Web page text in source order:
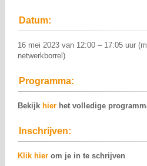
Datum:
16 mei 2023 van 12:00 – 17:05 uur
netwerkborrel)
Programma:
Bekijk hier het volledige
Inschrijven:
Klik hier om je in te schrijven